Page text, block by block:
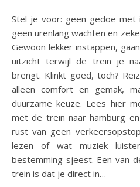
Stel je voor: geen gedoe met inchecken op het vliegveld,
geen urenlang wachten en
Gewoon lekker instappen,
uitzicht terwijl de trein je
brengt. Klinkt goed, toch?
alleen comfort en gemak,
duurzame keuze. Lees hier
met de trein naar hamburg
rust van geen
lezen of wat muziek
bestemming sjeest. Een van
trein is dat je direct in…